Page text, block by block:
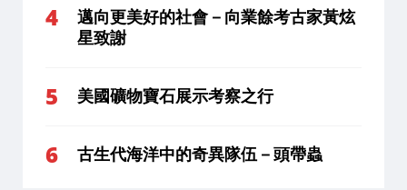
邁向更美好的社會－向業餘考古家黃炫
星致謝
美國礦物寶石展示考察之行
古生代海洋中的奇異隊伍－頭帶蟲